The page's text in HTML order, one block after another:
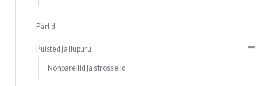
Pärlid
Puisted ja ilupuru
Nonparellid ja strösselid